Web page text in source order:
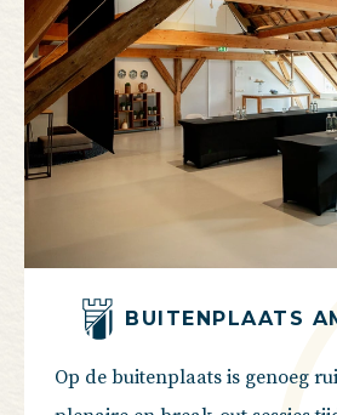
BUITENPLAATS
Op de buitenplaats is genoeg